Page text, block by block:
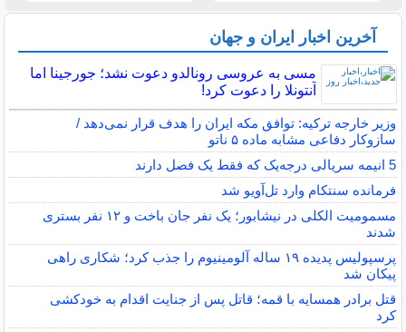
آخرین اخبار ایران و جهان
مسی به عروسی رونالدو دعوت نشد؛ جورجینا اما
آنتونلا را دعوت کرد!
وزیر خارجه ترکیه: توافق مکه ایران را هدف قرار نمی‌دهد /
سازوکار دفاعی مشابه ماده ۵ ناتو
5 انیمه سریالی درجه‌یک که فقط یک فصل دارند
فرمانده سنتکام وارد تل‌آویو شد
مسمومیت الکلی در نیشابور؛ یک نفر جان باخت و ۱۲ نفر بستری
شدند
پرسپولیس پدیده ۱۹ ساله آلومینیوم را جذب کرد؛ شکاری راهی
پیکان شد
قتل برادر همسایه با قمه؛ قاتل پس از جنایت اقدام به خودکشی
کرد